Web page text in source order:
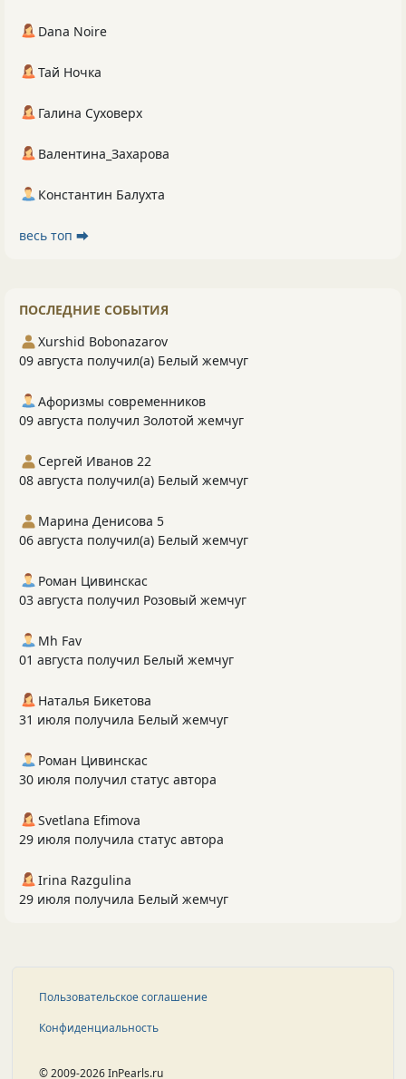
Dana Noire
Тай Ночка
Галина Суховерх
Валентина_Захарова
Константин Балухта
весь топ ⮕
ПОСЛЕДНИЕ СОБЫТИЯ
Xurshid Bobonazarov
09 августа получил(а) Белый жемчуг
Афоризмы современников
09 августа получил Золотой жемчуг
Сергей Иванов 22
08 августа получил(а) Белый жемчуг
Марина Денисова 5
06 августа получил(а) Белый жемчуг
Роман Цивинскас
03 августа получил Розовый жемчуг
Mh Fav
01 августа получил Белый жемчуг
Наталья Бикетова
31 июля получила Белый жемчуг
Роман Цивинскас
30 июля получил статус автора
Svetlana Efimova
29 июля получила статус автора
Irina Razgulina
29 июля получила Белый жемчуг
Пользовательское соглашение
Конфиденциальность
© 2009-2026 InPearls.ru